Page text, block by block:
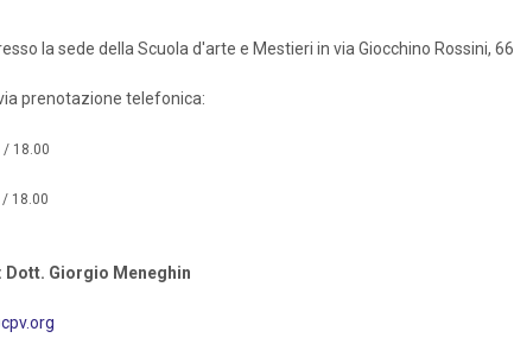
la sede della Scuola d'arte e Mestieri in via Giocchino Rossini, 66.
prenotazione telefonica:
/ 18.00
/ 18.00
Giorgio Meneghin